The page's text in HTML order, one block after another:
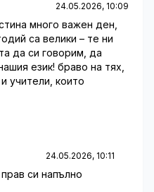
24.05.2026, 10:09
много важен ден,
са велики – те ни
да си говорим, да
език! браво на тях,
учители, които
24.05.2026, 10:11
си напълно